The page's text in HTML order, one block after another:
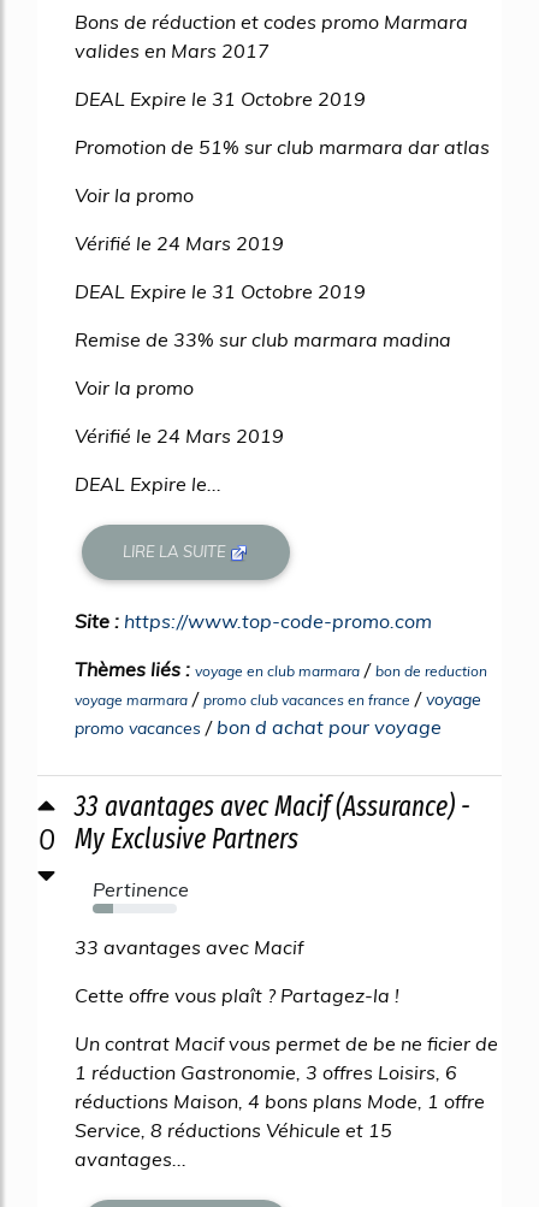
Bons de réduction et codes promo Marmara
valides en Mars 2017
DEAL Expire le 31 Octobre 2019
Promotion de 51% sur club marmara dar atlas
Voir la promo
Vérifié le 24 Mars 2019
DEAL Expire le 31 Octobre 2019
Remise de 33% sur club marmara madina
Voir la promo
Vérifié le 24 Mars 2019
DEAL Expire le...
LIRE LA SUITE
Site : https://www.top-code-promo.com
Thèmes liés : voyage en club marmara / bon de reduction
voyage marmara / promo club vacances en france /voyage
promo vacances / bon d achat pour voyage
0
33 avantages avec Macif (Assurance) -
My Exclusive Partners
Pertinence
24%
33 avantages avec Macif
Cette offre vous plaît ? Partagez-la !
Un contrat Macif vous permet de be ne ficier de
1 réduction Gastronomie, 3 offres Loisirs, 6
réductions Maison, 4 bons plans Mode, 1 offre
Service, 8 réductions Véhicule et 15
avantages...